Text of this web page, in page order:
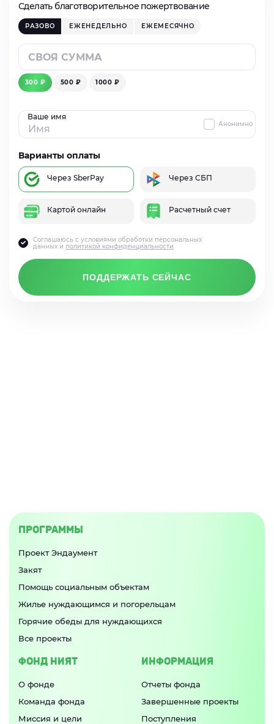
Сделать благотворительное пожертвование
РАЗОВО ЕЖЕНЕДЕЛЬНО ЕЖЕМЕСЯЧНО
300 ₽ 500 ₽ 1000 ₽
Ваше имя
Анонимно
Варианты оплаты
Через SberPay Через СБП
Картой онлайн Расчетный счет
ПОДДЕРЖАТЬ СЕЙЧАС
Соглашаюсь с условиями обработки персональных
данных и политикой конфиденциальности
ПРОГРАММЫ
Проект Эндаумент
Закят
Помощь социальным объектам
Жилье нуждающимся и погорельцам
Горячие обеды для нуждающихся
Все проекты
ФОНД НИЯТ
О фонде
Команда фонда
Миссия и цели
ИНФОРМАЦИЯ
Отчеты фонда
Завершенные проекты
Поступления